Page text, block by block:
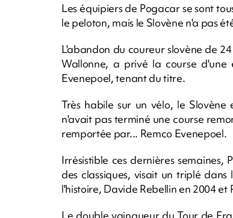
Les équipiers de Pogacar se sont
le peloton, mais le Slovène n'a pas
L'abandon du coureur slovène de
Wallonne, a privé la course
Evenepoel, tenant du titre.
Très habile sur un vélo, le
n'avait pas terminé une course
remportée par... Remco Evenepoel.
Irrésistible ces dernières semaines,
des classiques, visait un triplé
l'histoire, Davide Rebellin en 2004 et
Le double vainqueur du Tour de